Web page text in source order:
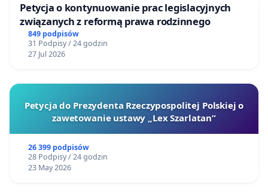
Petycja o kontynuowanie prac legislacyjnych
związanych z reformą prawa rodzinnego
849 podpisów
31 Podpisy / 24 godzin
27 Jul 2026
Petycja do Prezydenta Rzeczypospolitej Polskiej o
zawetowanie ustawy „Lex Szarlatan”
26 399 podpisów
28 Podpisy / 24 godzin
23 May 2026